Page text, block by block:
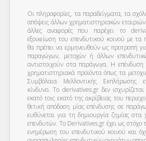
Οι πληροφορίες, τα παραδείγματα, τα
απόψεις άλλων χρηματιστηριακών
άλλες αναφορές που παρέχει το
εξοικείωση του επενδυτικού κοινού με τα
θα πρέπει να ερμηνευθούν ως προτροπή
παραγώγων, μετοχών ή άλλων
αντιστοιχούν στα παράγωγα. Η επένδυση
χρηματιστηριακά προϊόντα όπως τα
Συμβόλαια Μελλοντικής Εκπλήρωσης
κίνδυνο. Το derivatives.gr δεν
εκατό τοις εκατό της ακρίβειας του
θετική απόδοση μίας επένδυσης σε
ευθύνεται για τη δημιουργία ζημίας
επενδυτών. To Derivatives.gr έχει ως στόχο
ενημέρωση του επενδυτικού κοινού και